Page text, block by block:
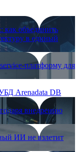
как объединить
в единый
платформу для
Arenadata DB
внедрению
ИИ не взлетит